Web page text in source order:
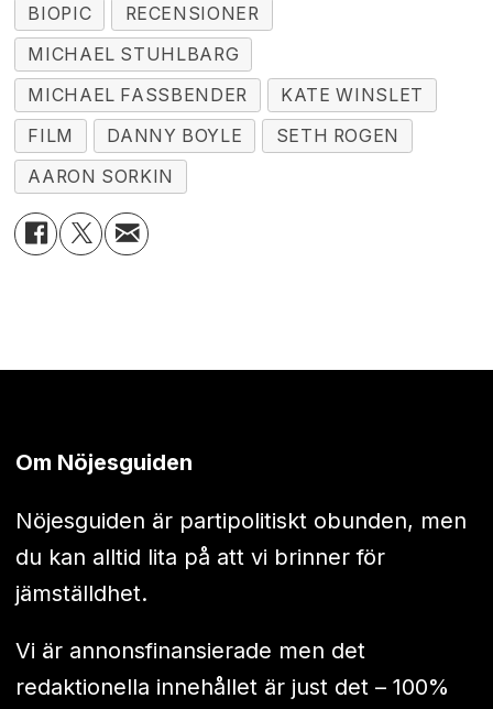
BIOPIC
RECENSIONER
MICHAEL STUHLBARG
MICHAEL FASSBENDER
KATE WINSLET
FILM
DANNY BOYLE
SETH ROGEN
AARON SORKIN
Om Nöjesguiden
Nöjesguiden är partipolitiskt obunden, men
du kan alltid lita på att vi brinner för
jämställdhet.
Vi är annonsfinansierade men det
redaktionella innehållet är just det – 100%